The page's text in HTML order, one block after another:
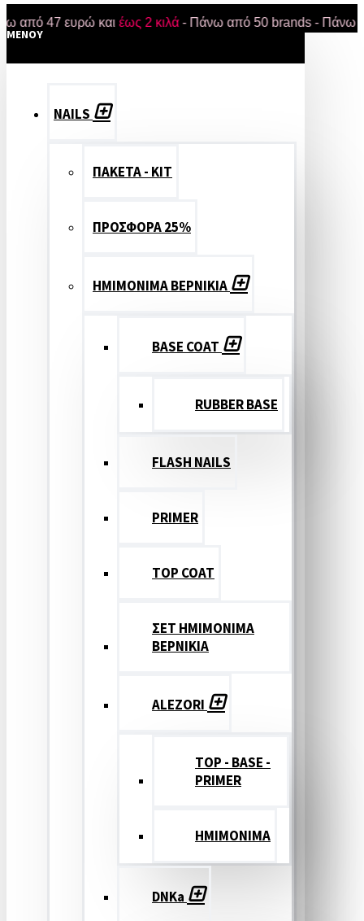
47 ευρώ καιέως 2 κιλά- Πάνω από 50 brands - Πάνω από
MENOY
NAILS
ΠΑΚΕΤΑ - ΚΙΤ
ΠΡΟΣΦΟΡΑ 25%
ΗΜΙΜΟΝΙΜΑ ΒΕΡΝΙΚΙΑ
BASE COAT
RUBBER BASE
FLASH NAILS
PRIMER
TOP COAT
ΣΕΤ ΗΜΙΜΟΝΙΜΑ
ΒΕΡΝΙΚΙΑ
ALEZORI
TOP - BASE -
PRIMER
ΗΜΙΜΟΝΙΜΑ
DNKa